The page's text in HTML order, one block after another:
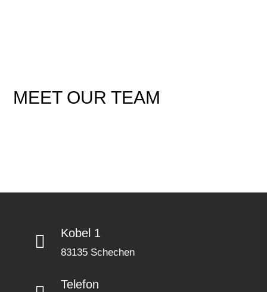
MEET OUR TEAM
Kobel 1
83135 Schechen
Telefon